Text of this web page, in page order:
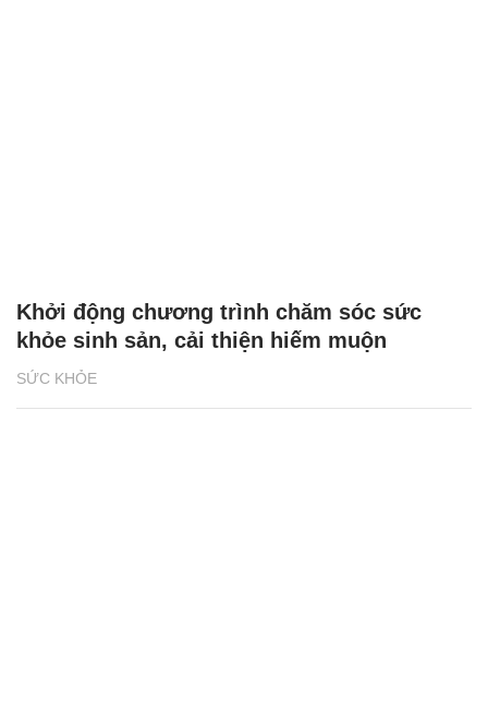
SỨC KHỎE
Khởi động chương trình chăm sóc sức
khỏe sinh sản, cải thiện hiếm muộn